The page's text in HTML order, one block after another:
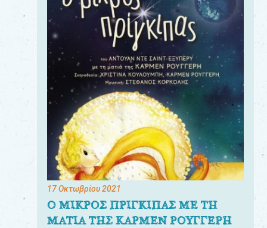
17 Οκτωβρίου 2021
Ο ΜΙΚΡΟΣ ΠΡΙΓΚΙΠΑΣ ΜΕ ΤΗ
ΜΑΤΙΑ ΤΗΣ ΚΑΡΜΕΝ ΡΟΥΓΓΕΡΗ